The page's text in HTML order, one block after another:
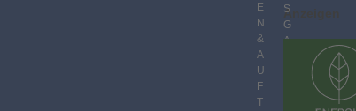
Anzeigen
E
N
&
A
U
F
T
S
G
A